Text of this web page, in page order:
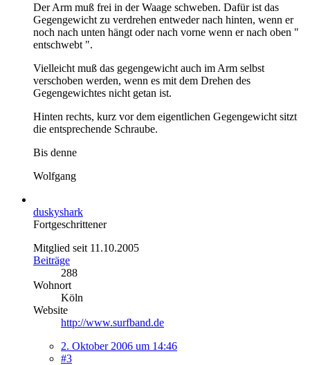
Der Arm muß frei in der Waage schweben. Dafür ist das
Gegengewicht zu verdrehen entweder nach hinten, wenn er
noch nach unten hängt oder nach vorne wenn er nach oben "
entschwebt ".
Vielleicht muß das gegengewicht auch im Arm selbst
verschoben werden, wenn es mit dem Drehen des
Gegengewichtes nicht getan ist.
Hinten rechts, kurz vor dem eigentlichen Gegengewicht sitzt
die entsprechende Schraube.
Bis denne
Wolfgang
duskyshark
Fortgeschrittener
Mitglied seit 11.10.2005
Beiträge
288
Wohnort
Köln
Website
http://www.surfband.de
2. Oktober 2006 um 14:46
#3